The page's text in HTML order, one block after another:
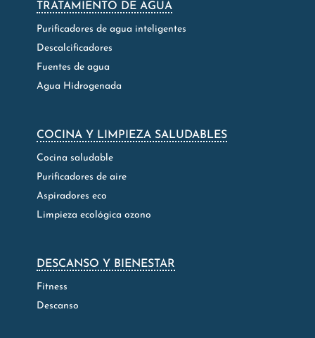
TRATAMIENTO DE AGUA
Purificadores de agua inteligentes
Descalcificadores
Fuentes de agua
Agua Hidrogenada
COCINA Y LIMPIEZA SALUDABLES
Cocina saludable
Purificadores de aire
Aspiradores eco
Limpieza ecológica ozono
DESCANSO Y BIENESTAR
Fitness
Descanso